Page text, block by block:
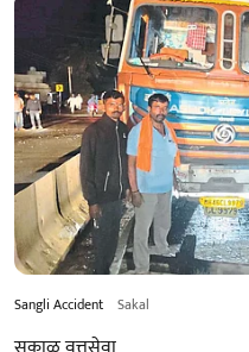
Sangli Accident Sakal